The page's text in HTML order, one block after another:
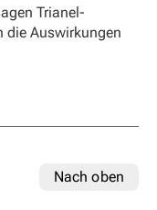
Trianel-
die Auswirkungen
Nach oben